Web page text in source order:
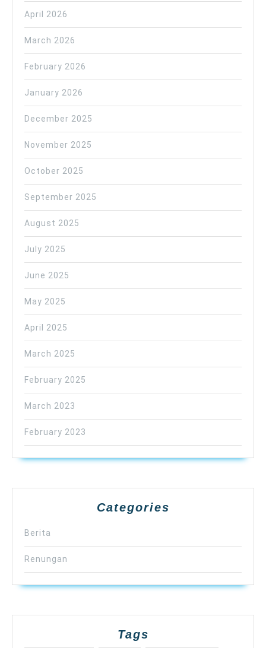
April 2026
March 2026
February 2026
January 2026
December 2025
November 2025
October 2025
September 2025
August 2025
July 2025
June 2025
May 2025
April 2025
March 2025
February 2025
March 2023
February 2023
Categories
Berita
Renungan
Tags